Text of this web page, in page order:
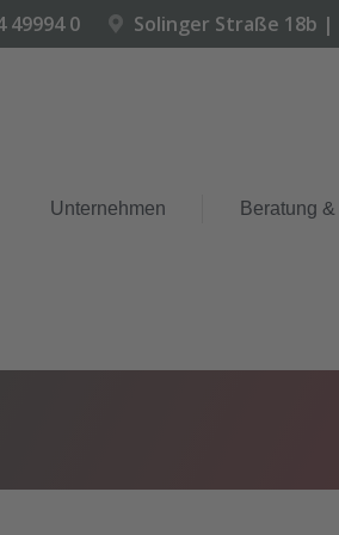
49994 0 Solinger Straße 18b |
Unternehmen Beratung